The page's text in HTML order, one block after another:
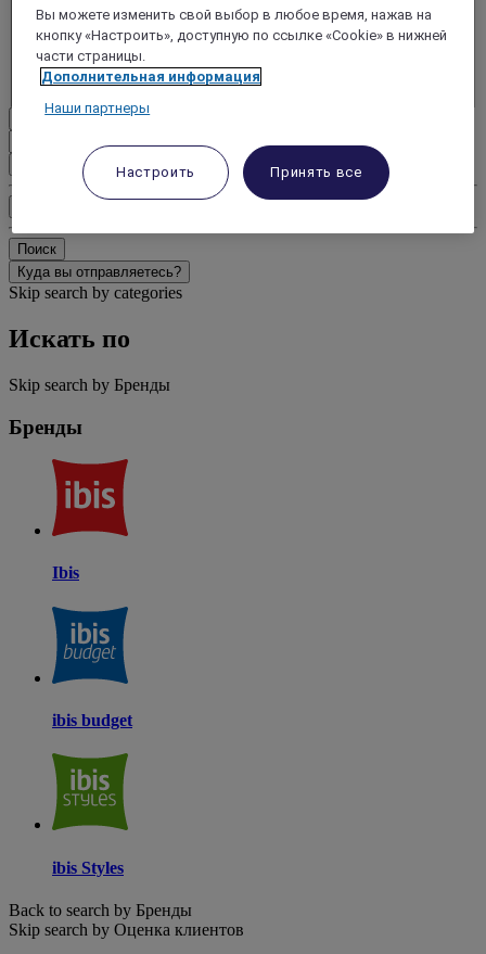
+Добавить взрослого
Дети
- Удалить ребенка
+Добавить ребенка
Удалить
Добавить комнату
Поиск
Куда вы отправляетесь?
Skip search by categories
Искать по
Skip search by Бренды
Бренды
Ibis
ibis budget
ibis Styles
Back to search by Бренды
Skip search by Оценка клиентов
Вы можете изменить свой выбор в любое время, нажав на
кнопку «Настроить», доступную по ссылке «Cookie» в нижней
части страницы.
Дополнительная информация
Наши партнеры
Настроить Принять все